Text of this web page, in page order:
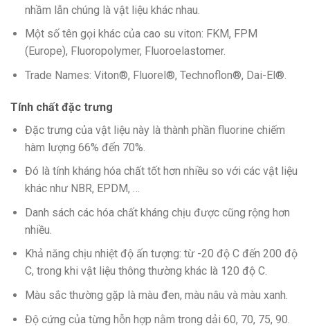
nhầm lẫn chúng là vật liệu khác nhau.
Một số tên gọi khác của cao su viton: FKM, FPM
(Europe), Fluoropolymer, Fluoroelastomer.
Trade Names: Viton®, Fluorel®, Technoflon®, Dai-El®.
Tính chất đặc trưng
Đặc trưng của vật liệu này là thành phần fluorine chiếm
hàm lượng 66% đến 70%.
Đó là tính kháng hóa chất tốt hơn nhiều so với các vật liệu
khác như NBR, EPDM, …
Danh sách các hóa chất kháng chịu được cũng rộng hơn
nhiều.
Khả năng chịu nhiệt độ ấn tượng: từ -20 độ C đến 200 độ
C, trong khi vật liệu thông thường khác là 120 độ C.
Màu sắc thường gặp là màu đen, màu nâu và màu xanh.
Độ cứng của từng hỗn hợp nằm trong dải 60, 70, 75, 90.